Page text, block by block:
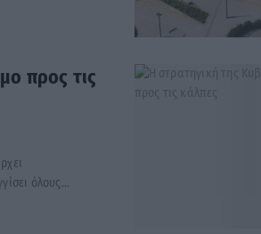
προς τις
όλους...